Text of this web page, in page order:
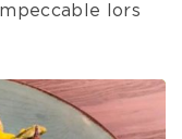
lors